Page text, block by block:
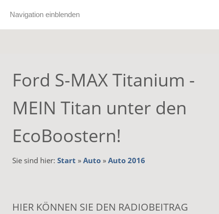
Navigation einblenden
Ford S-MAX Titanium -
MEIN Titan unter den
EcoBoostern!
Sie sind hier: Start » Auto » Auto 2016
HIER KÖNNEN SIE DEN RADIOBEITRAG